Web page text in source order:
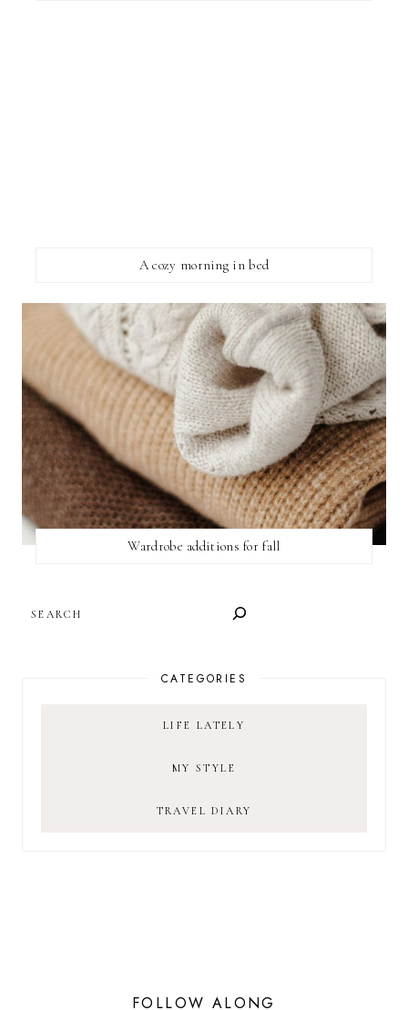
A cozy morning in bed
Wardrobe additions for fall
CATEGORIES
LIFE LATELY
MY STYLE
TRAVEL DIARY
FOLLOW ALONG